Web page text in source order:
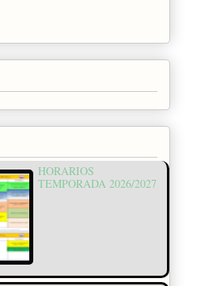
HORARIOS
TEMPORADA 2026/2027